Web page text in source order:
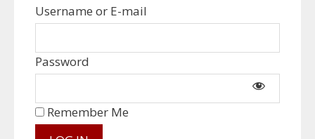
Username or E-mail
Password
Remember Me